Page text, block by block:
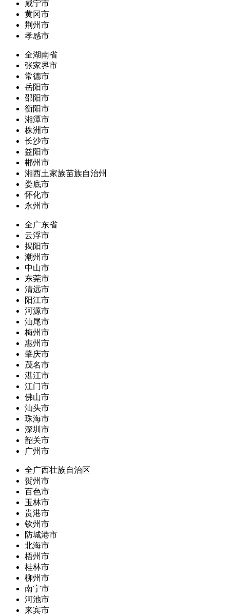
咸宁市
黄冈市
荆州市
孝感市
全湖南省
张家界市
常德市
岳阳市
邵阳市
衡阳市
湘潭市
株洲市
长沙市
益阳市
郴州市
湘西土家族苗族自治州
娄底市
怀化市
永州市
全广东省
云浮市
揭阳市
潮州市
中山市
东莞市
清远市
阳江市
河源市
汕尾市
梅州市
惠州市
肇庆市
茂名市
湛江市
江门市
佛山市
汕头市
珠海市
深圳市
韶关市
广州市
全广西壮族自治区
贺州市
百色市
玉林市
贵港市
钦州市
防城港市
北海市
梧州市
桂林市
柳州市
南宁市
河池市
来宾市